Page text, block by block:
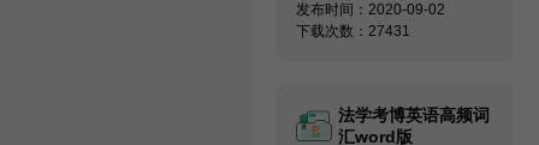
发布时间：2020-09-02
下载次数：27431
法学考博英语高频词
汇word版